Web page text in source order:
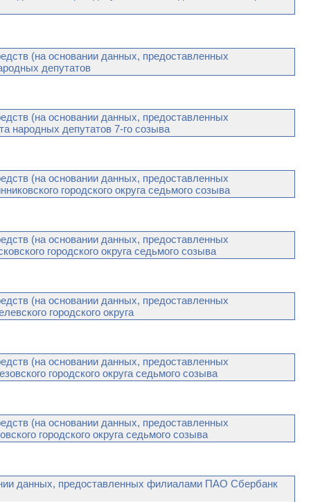
(на основании данных, предоставленных
депутатов
(на основании данных, предоставленных
народных депутатов 7-го созыва
(на основании данных, предоставленных
городского округа седьмого созыва
(на основании данных, предоставленных
городского округа седьмого созыва
(на основании данных, предоставленных
городского округа
(на основании данных, предоставленных
городского округа седьмого созыва
(на основании данных, предоставленных
городского округа седьмого созыва
данных, предоставленных филиалами ПАО Сбербанк